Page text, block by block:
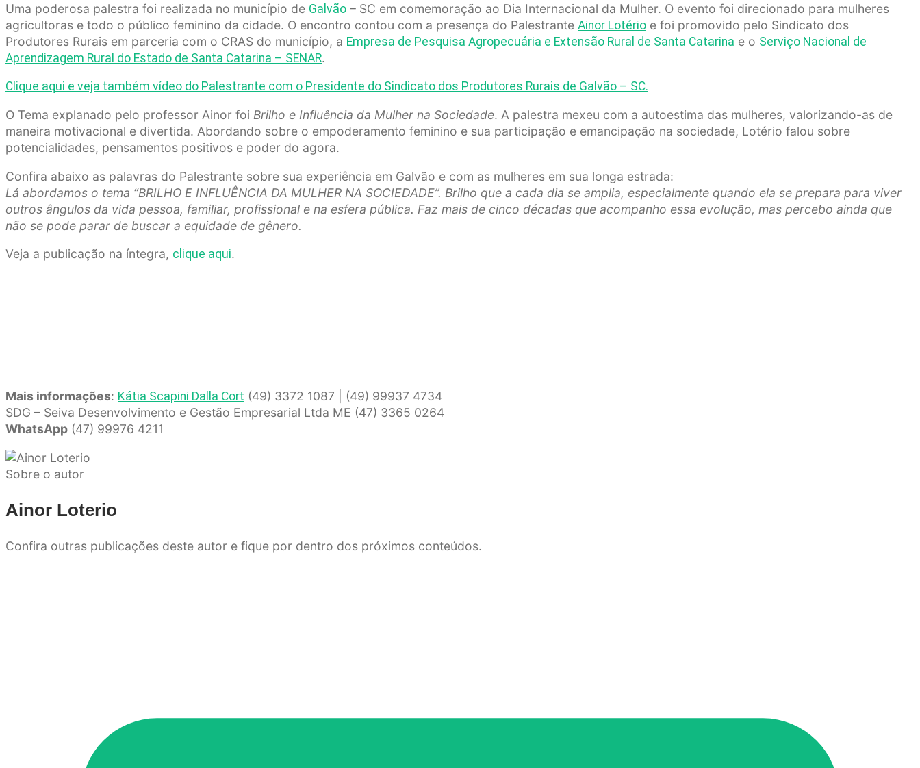
Uma poderosa palestra foi realizada no município de Galvão – SC em comemoração ao Dia Internacional da Mulher. O evento foi direcionado para mulheres
agricultoras e todo o público feminino da cidade. O encontro contou com a presença do Palestrante Ainor Lotério e foi promovido pelo Sindicato dos
Produtores Rurais em parceria com o CRAS do município, a Empresa de Pesquisa Agropecuária e Extensão Rural de Santa Catarina e o Serviço Nacional de
Aprendizagem Rural do Estado de Santa Catarina – SENAR.
Clique aqui e veja também vídeo do Palestrante com o Presidente do Sindicato dos Produtores Rurais de Galvão – SC.
O Tema explanado pelo professor Ainor foi Brilho e Influência da Mulher na Sociedade. A palestra mexeu com a autoestima das mulheres, valorizando-as de
maneira motivacional e divertida. Abordando sobre o empoderamento feminino e sua participação e emancipação na sociedade, Lotério falou sobre
potencialidades, pensamentos positivos e poder do agora.
Confira abaixo as palavras do Palestrante sobre sua experiência em Galvão e com as mulheres em sua longa estrada:
Lá abordamos o tema “BRILHO E INFLUÊNCIA DA MULHER NA SOCIEDADE”. Brilho que a cada dia se amplia, especialmente quando ela se prepara para viver
outros ângulos da vida pessoa, familiar, profissional e na esfera pública. Faz mais de cinco décadas que acompanho essa evolução, mas percebo ainda que
não se pode parar de buscar a equidade de gênero.
Veja a publicação na íntegra, clique aqui.
Mais informações: Kátia Scapini Dalla Cort (49) 3372 1087 | (49) 99937 4734
SDG – Seiva Desenvolvimento e Gestão Empresarial Ltda ME (47) 3365 0264
WhatsApp (47) 99976 4211
Sobre o autor
Ainor Loterio
Confira outras publicações deste autor e fique por dentro dos próximos conteúdos.